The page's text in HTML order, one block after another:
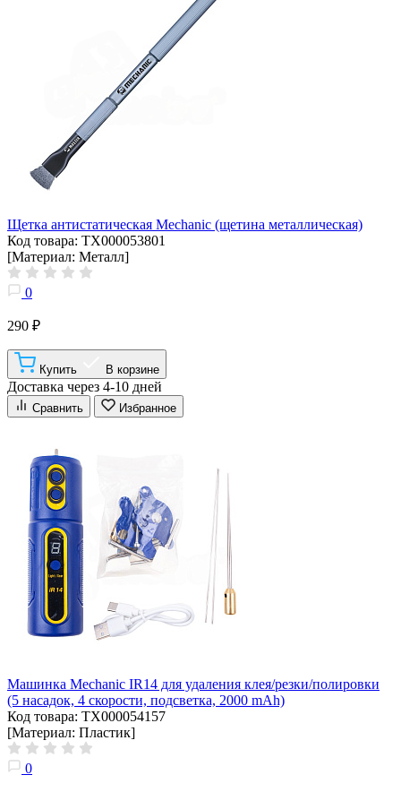
Щетка антистатическая Mechanic (щетина металлическая)
Код товара: ТХ000053801
[Материал: Металл]
0
290 ₽
Купить В корзине
Доставка через 4-10 дней
Сравнить Избранное
Mашинка Mechanic IR14 для удаления клея/резки/полировки
(5 насадок, 4 скорости, подсветка, 2000 mAh)
Код товара: ТХ000054157
[Материал: Пластик]
0